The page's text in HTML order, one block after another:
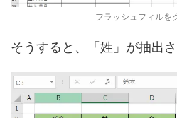
フラッシュフィルを
そうすると、「姓」が抽出さ